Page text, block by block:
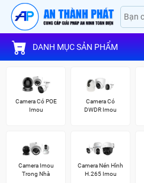
DANH MỤC SẢN PHẨM
Camera Có POE
Imou
Camera Có
DWDR Imou
Camera Imou
Trong Nhà
Camera Nén Hình
H.265 Imou